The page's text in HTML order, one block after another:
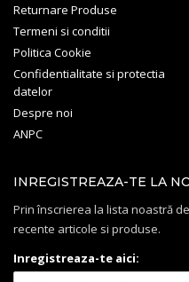
Returnare Produse
Termeni si conditii
Politica Cookie
Confidentialitate si protectia
datelor
Despre noi
ANPC
INREGISTREAZA-TE LA
Prin înscrierea la lista noastră
recente articole si produse.
Inregistreaza-te aici: